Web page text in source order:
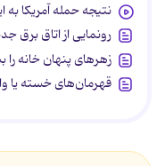
نتیجه حمله آمریکا
رونمایی از اتاق برق
زهرهای پنهان خانه
قهرمان‌های خسته یا